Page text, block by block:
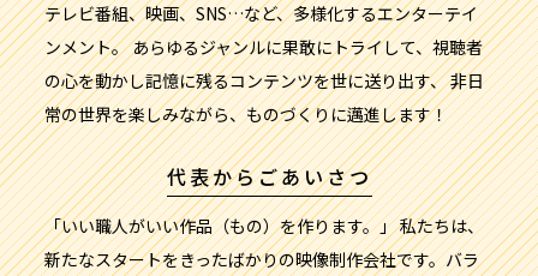
テレビ番組、映画、SNS…など、多様化するエンターテイ
ンメント。 あらゆるジャンルに果敢にトライして、視聴者
の心を動かし記憶に残るコンテンツを世に送り出す、 非日
常の世界を楽しみながら、ものづくりに邁進します！
代表からごあいさつ
「いい職人がいい作品（もの）を作ります。」 私たちは、
新たなスタートをきったばかりの映像制作会社です。バラ